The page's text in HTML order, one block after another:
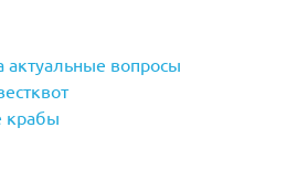
вопросы
крабы